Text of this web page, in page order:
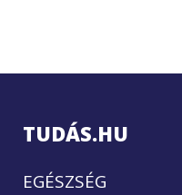
TUDÁS.HU
EGÉSZSÉG